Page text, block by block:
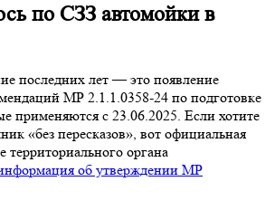
по СЗЗ автомойки в
последних лет — это появление
МР 2.1.1.0358‑24 по подготовке
применяются с 23.06.2025. Если хотите
«без пересказов», вот официальная
территориального органа
об утверждении МР